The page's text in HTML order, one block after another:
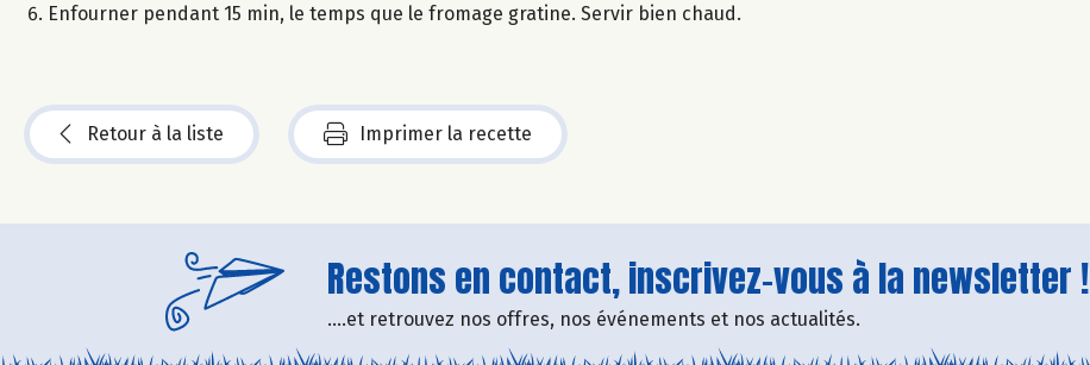
Enfourner pendant 15 min, le temps que le fromage gratine. Servir bien chaud.
Retour à la liste Imprimer la recette
Restons en contact, inscrivez-vous à la newsletter !
....et retrouvez nos offres, nos événements et nos actualités.